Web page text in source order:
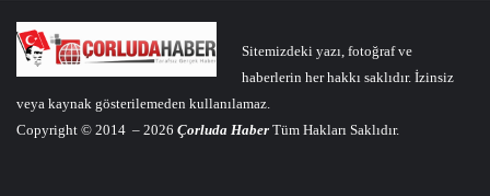
Sitemizdeki yazı, fotoğraf ve
haberlerin her hakkı saklıdır. İzinsiz
veya kaynak gösterilemeden kullanılamaz.
Copyright © 2014 – 2026 Çorluda Haber Tüm Hakları Saklıdır.